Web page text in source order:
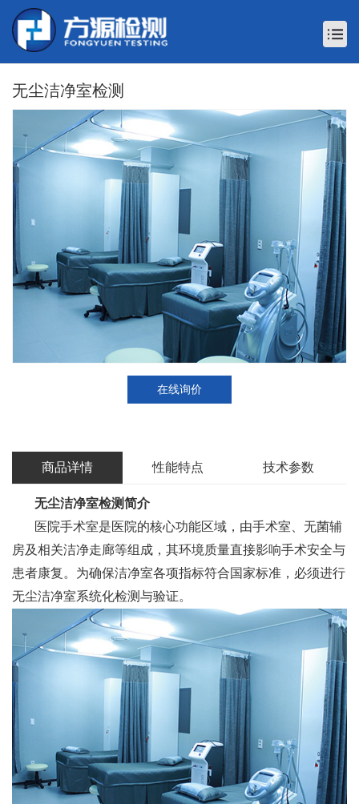
无尘洁净室检测
在线询价
商品详情 性能特点 技术参数
无尘洁净室检测简介
医院手术室是医院的核心功能区域，由手术室、无菌辅
房及相关洁净走廊等组成，其环境质量直接影响手术安全与
患者康复。为确保洁净室各项指标符合国家标准，必须进行
无尘洁净室系统化检测与验证。